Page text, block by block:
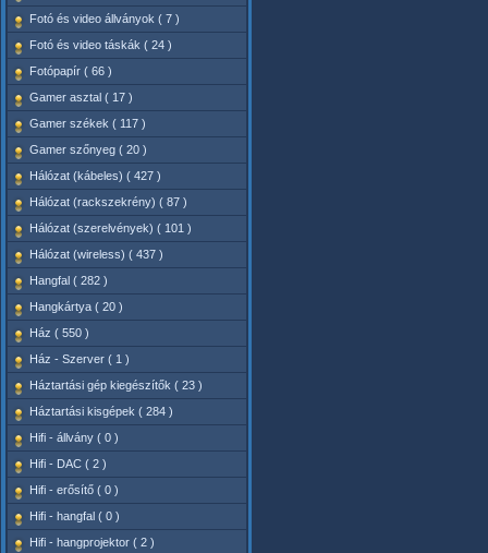
Fotó és video állványok ( 7 )
Fotó és video táskák ( 24 )
Fotópapír ( 66 )
Gamer asztal ( 17 )
Gamer székek ( 117 )
Gamer szőnyeg ( 20 )
Hálózat (kábeles) ( 427 )
Hálózat (rackszekrény) ( 87 )
Hálózat (szerelvények) ( 101 )
Hálózat (wireless) ( 437 )
Hangfal ( 282 )
Hangkártya ( 20 )
Ház ( 550 )
Ház - Szerver ( 1 )
Háztartási gép kiegészítők ( 23 )
Háztartási kisgépek ( 284 )
Hifi - állvány ( 0 )
Hifi - DAC ( 2 )
Hifi - erősítő ( 0 )
Hifi - hangfal ( 0 )
Hifi - hangprojektor ( 2 )